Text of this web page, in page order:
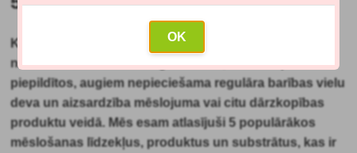
OK
Katra dārznieka sapnis ir iegūt skaistus, augļus
nesošus un ziedošus augus.Tomēr, lai šis sapnis
piepildītos, augiem nepieciešama regulāra barības vielu
deva un aizsardzība mēslojuma vai citu dārzkopības
produktu veidā. Mēs esam atlasījuši 5 populārākos
mēslošanas līdzekļus, produktus un substrātus, kas ir